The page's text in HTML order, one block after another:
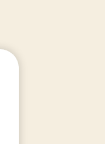
de l’action «